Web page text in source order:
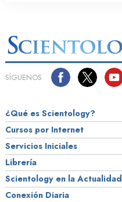
SÍGUENOS
¿Qué es Scientology?
Cursos por Internet
Servicios Iniciales
Librería
Scientology en la Actualidad
Conexión Diaria